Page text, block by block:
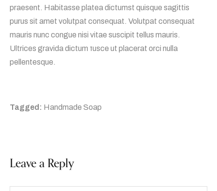
praesent. Habitasse platea dictumst quisque sagittis
purus sit amet volutpat consequat. Volutpat consequat
mauris nunc congue nisi vitae suscipit tellus mauris.
Ultrices gravida dictum fusce ut placerat orci nulla
pellentesque.
Tagged: Handmade Soap
Leave a Reply